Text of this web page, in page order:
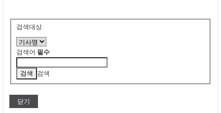
검색대상
검색어 필수
검색
닫기